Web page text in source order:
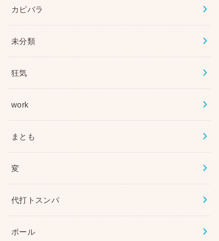
カピバラ
未分類
狂気
work
まとも
変
代打トスンパ
ポール